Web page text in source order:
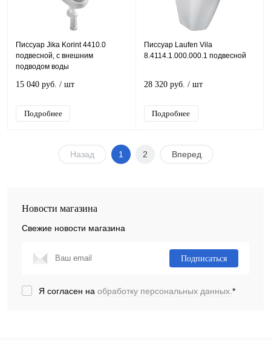
Писсуар Jika Korint 4410.0
подвесной, с внешним
подводом воды
15 040 руб. / шт
Подробнее
Писсуар Laufen Vila
8.4114.1.000.000.1 подвесной
28 320 руб. / шт
Подробнее
Назад 1 2 Вперед
Новости магазина
Свежие новости магазина
Подписаться
Я согласен на обработку персональных данных.*